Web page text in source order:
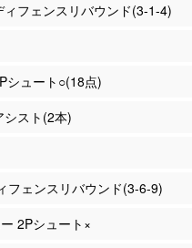
ィフェンスリバウンド(3-1-4)
シュート○(18点)
スト(2本)
フェンスリバウンド(3-6-9)
2Pシュート×